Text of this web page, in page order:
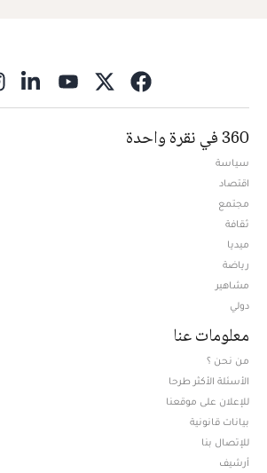
360 في نقرة واحدة
سياسة
اقتصاد
مجتمع
ثقافة
ميديا
رياضة
مشاهير
دولي
معلومات عنا
من نحن ؟
الأسئلة الأكثر طرحا
للإعلان على موقعنا
بيانات قانونية
للإتصال بنا
أرشيف